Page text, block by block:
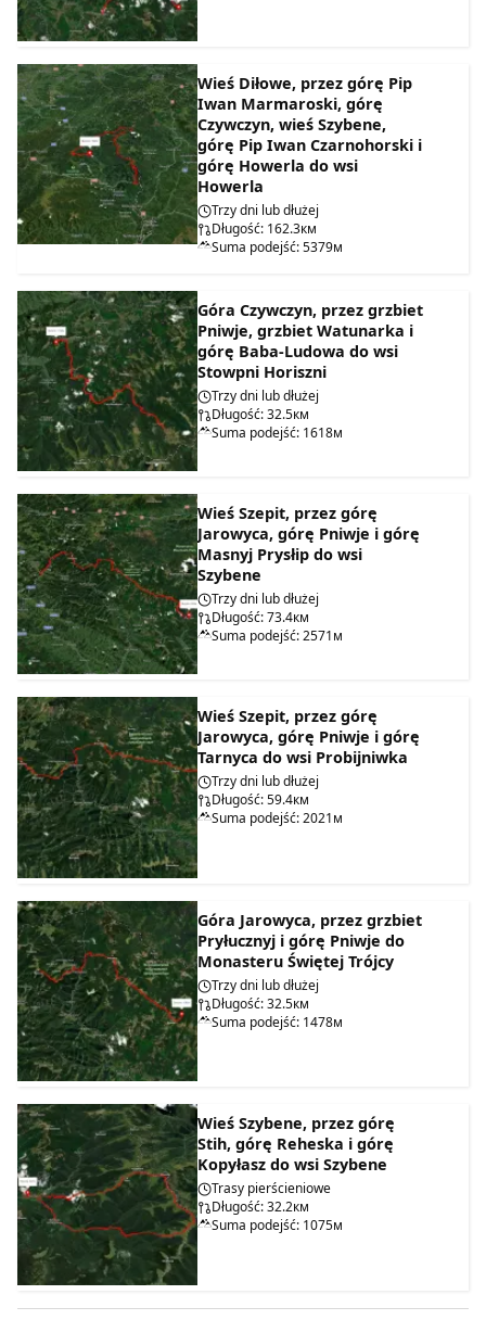
Wieś Diłowe, przez górę Pip
Iwan Marmaroski, górę
Czywczyn, wieś Szybene,
górę Pip Iwan Czarnohorski i
górę Howerla do wsi
Howerla
Trzy dni lub dłużej
Długość: 162.3км
Suma podejść: 5379м
Góra Czywczyn, przez grzbiet
Pniwje, grzbiet Watunarka i
górę Baba-Ludowa do wsi
Stowpni Horiszni
Trzy dni lub dłużej
Długość: 32.5км
Suma podejść: 1618м
Wieś Szepit, przez górę
Jarowyca, górę Pniwje i górę
Masnyj Prysłip do wsi
Szybene
Trzy dni lub dłużej
Długość: 73.4км
Suma podejść: 2571м
Wieś Szepit, przez górę
Jarowyca, górę Pniwje i górę
Tarnyca do wsi Probijniwka
Trzy dni lub dłużej
Długość: 59.4км
Suma podejść: 2021м
Góra Jarowyca, przez grzbiet
Pryłucznyj i górę Pniwje do
Monasteru Świętej Trójcy
Trzy dni lub dłużej
Długość: 32.5км
Suma podejść: 1478м
Wieś Szybene, przez górę
Stih, górę Reheska i górę
Kopyłasz do wsi Szybene
Trasy pierścieniowe
Długość: 32.2км
Suma podejść: 1075м